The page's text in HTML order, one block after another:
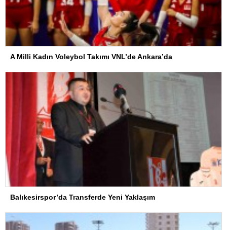
A Milli Kadın Voleybol Takımı VNL’de Ankara’da
Balıkesirspor’da Transferde Yeni Yaklaşım